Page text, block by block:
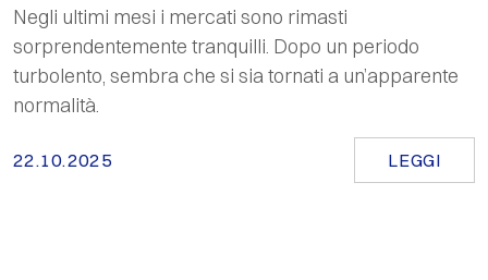
Negli ultimi mesi i mercati sono rimasti
sorprendentemente tranquilli. Dopo un periodo
turbolento, sembra che si sia tornati a un’apparente
normalità.
22.10.2025 LEGGI